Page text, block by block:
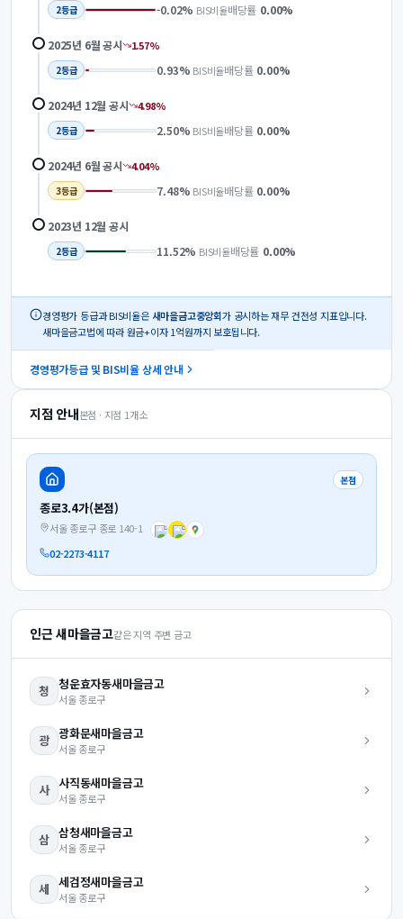
2등급 -0.02% BIS비율배당률 0.00%
2025년 6월공시 1.57%
2등급 0.93% BIS비율배당률 0.00%
2024년 12월 공시 4.98%
2등급 2.50% BIS비율배당률 0.00%
2024년 6월공시 4.04%
3등급 7.48% BIS비율배당률 0.00%
2023년 12월 공시
2등급 11.52% BIS비율배당률 0.00%
경영평가 등급과 BIS비율은 새마을금고중앙회가 공시하는 재무 건전성 지표입니다.
새마을금고법에 따라 원금+이자 1억원까지 보호됩니다.
경영평가등급 및 BIS비율 상세 안내
지점 안내본점 · 지점 1개소
본점
종로3.4가(본점)
서울 종로구 종로 140-1
02-2273-4117
인근 새마을금고같은 지역 주변 금고
청 청운효자동새마을금고
서울 종로구
광 광화문새마을금고
서울 종로구
사 사직동새마을금고
서울 종로구
삼 삼청새마을금고
서울 종로구
세 세검정새마을금고
서울 종로구